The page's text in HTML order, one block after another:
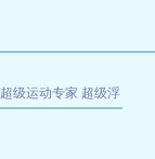
超级运动专家 超级浮